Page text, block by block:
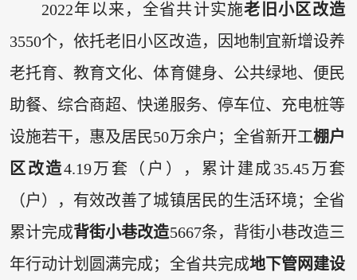
2022年以来，全省共计实施老旧小区改造
3550个，依托老旧小区改造，因地制宜新增设养
老托育、教育文化、体育健身、公共绿地、便民
助餐、综合商超、快递服务、停车位、充电桩等
设施若干，惠及居民50万余户；全省新开工棚户
区改造4.19万套（户），累计建成35.45万套
（户），有效改善了城镇居民的生活环境；全省
累计完成背街小巷改造5667条，背街小巷改造三
年行动计划圆满完成；全省共完成地下管网建设